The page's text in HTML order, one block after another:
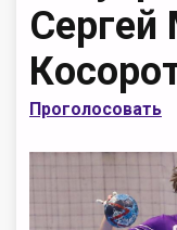
Сергей
Проголосовать